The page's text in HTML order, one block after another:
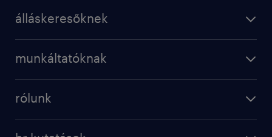
álláskeresőknek
munkáltatóknak
rólunk